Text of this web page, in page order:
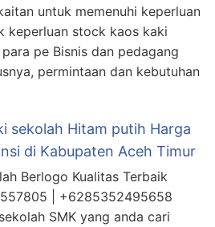
untuk memenuhi keperluan
keperluan stock kaos kaki
pe Bisnis dan pedagang
permintaan dan kebutuhan
sekolah Hitam putih Harga
di Kabupaten Aceh Timur
Berlogo Kualitas Terbaik
| +6285352495658
SMK yang anda cari